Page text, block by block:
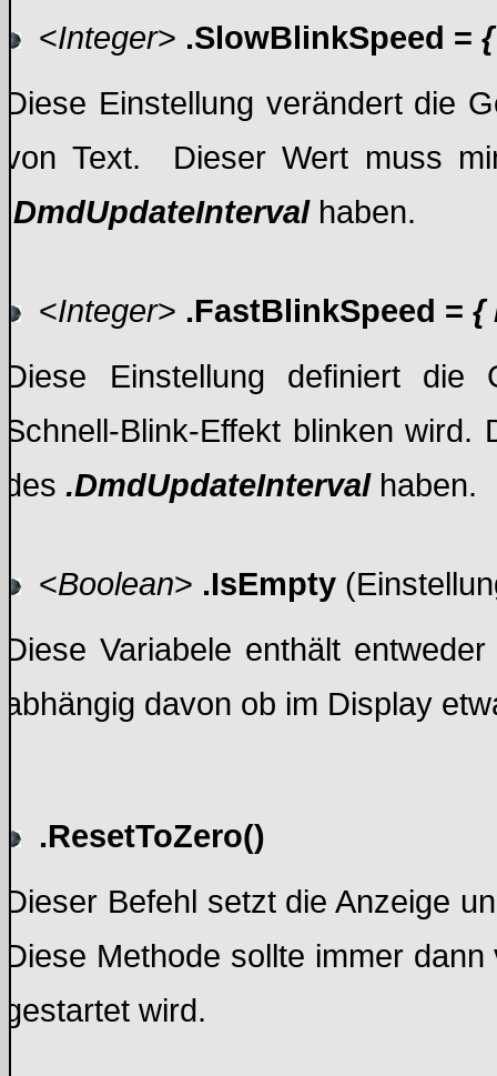
<Integer> .SlowBlinkSpeed =
Diese Einstellung verändert die
von Text. Dieser Wert muss
.DmdUpdateIntervalhaben.
<Integer> .FastBlinkSpeed ={
Diese Einstellung definiert
Schnell-Blink-Effekt blinken
des .DmdUpdateInterval haben.
<Boolean> .IsEmpty
Diese Variabele enthält
abhängig davon ob im Display
.ResetToZero()
Dieser Befehl setzt die Anzeige
Diese Methode sollte immer
gestartet wird.